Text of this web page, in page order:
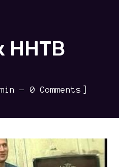
ННТВ
0 Comments ]